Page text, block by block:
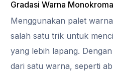
Gradasi Warna
Menggunakan palet
salah satu trik untuk
yang lebih lapang.
dari satu warna, seperti